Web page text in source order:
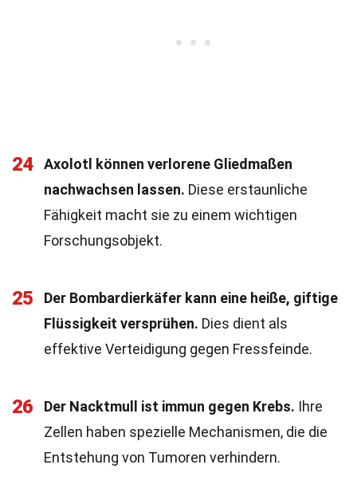
24
Axolotl können verlorene Gliedmaßen
nachwachsen lassen. Diese erstaunliche
Fähigkeit macht sie zu einem wichtigen
Forschungsobjekt.
25
Der Bombardierkäfer kann eine heiße, giftige
Flüssigkeit versprühen. Dies dient als
effektive Verteidigung gegen Fressfeinde.
26 Der Nacktmull ist immun gegen Krebs. Ihre
Zellen haben spezielle Mechanismen, die die
Entstehung von Tumoren verhindern.